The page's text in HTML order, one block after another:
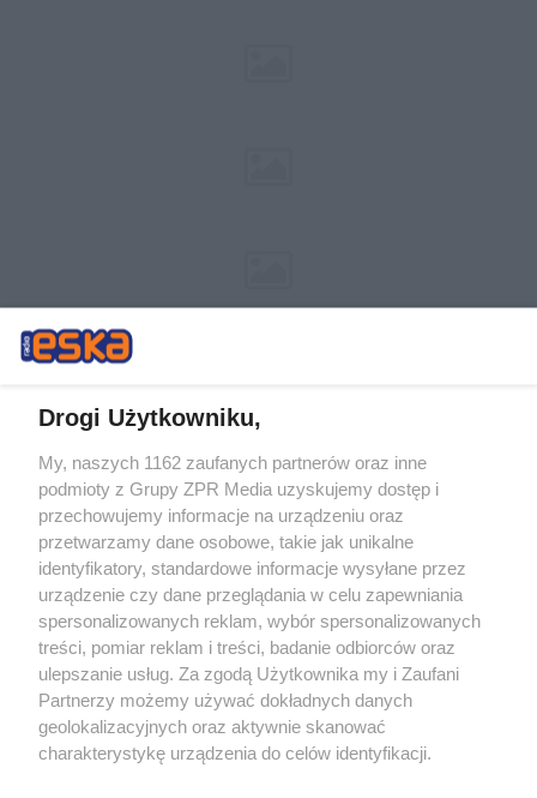
Żaden utwór zamieszczony w serwisie nie może być powielany i
rozpowszechniany lub dalej rozpowszechniany w jakikolwiek sposób (w
tym także elektroniczny lub mechaniczny) na jakimkolwiek polu
eksploatacji w jakiejkolwiek formie, włącznie z umieszczaniem w
Internecie bez pisemnej zgody właściciela praw. Jakiekolwiek użycie lub
wykorzystanie utworów w całości lub w części z naruszeniem prawa,
tzn. bez właściwej zgody, jest zabronione pod groźbą kary i może być
ścigane prawnie.
Drogi Użytkowniku,
My, naszych 1162 zaufanych partnerów oraz inne
podmioty z Grupy ZPR Media uzyskujemy dostęp i
przechowujemy informacje na urządzeniu oraz
przetwarzamy dane osobowe, takie jak unikalne
identyfikatory, standardowe informacje wysyłane przez
urządzenie czy dane przeglądania w celu zapewniania
spersonalizowanych reklam, wybór spersonalizowanych
treści, pomiar reklam i treści, badanie odbiorców oraz
ulepszanie usług. Za zgodą Użytkownika my i Zaufani
Partnerzy możemy używać dokładnych danych
geolokalizacyjnych oraz aktywnie skanować
charakterystykę urządzenia do celów identyfikacji.